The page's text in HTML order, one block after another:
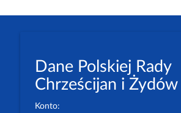
Dane Polskiej Rady
Chrześcijan i Żydów
Konto: